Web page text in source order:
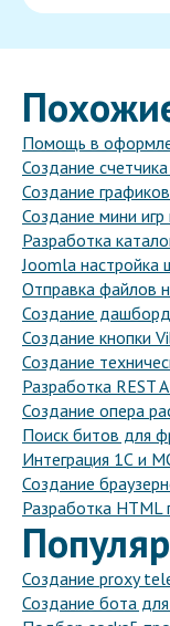
Помощь в
Создание
Создание
Создание мини игр
Разработка
Joomla настройка
Отправка файлов
Создание
Создание кнопки
Создание
Разработка REST
Создание опера
Поиск битов для
Интеграция 1С и
Создание
Разработка HTML
Создание proxy
Создание бота для